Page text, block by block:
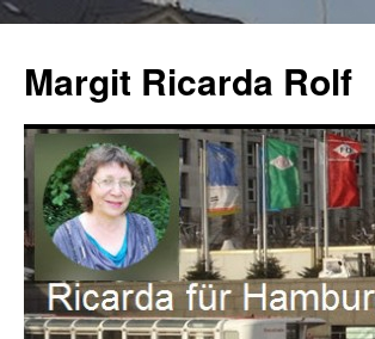
springen
Margit Ricarda Rolf